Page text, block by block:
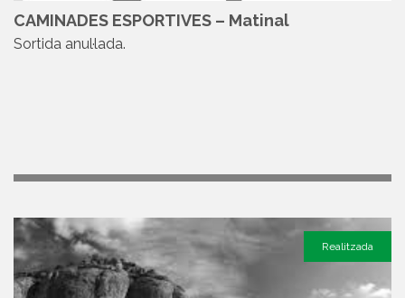
CAMINADES ESPORTIVES – Matinal
Sortida anul·lada.
Realitzada